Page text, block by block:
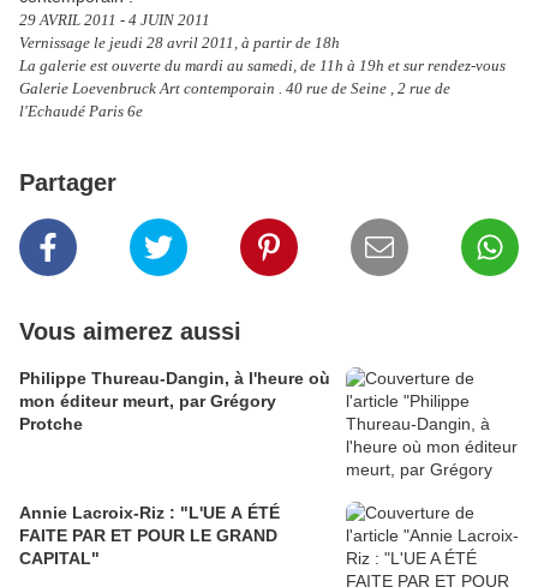
29 AVRIL 2011 - 4 JUIN 2011
Vernissage le jeudi 28 avril 2011, à partir de 18h
La galerie est ouverte du mardi au samedi, de 11h à 19h et sur rendez-vous
Galerie Loevenbruck Art contemporain . 40 rue de Seine , 2 rue de
l'Echaudé Paris 6e
Partager
Vous aimerez aussi
Philippe Thureau-Dangin, à l'heure où
mon éditeur meurt, par Grégory
Protche
Annie Lacroix-Riz : "L'UE A ÉTÉ
FAITE PAR ET POUR LE GRAND
CAPITAL"